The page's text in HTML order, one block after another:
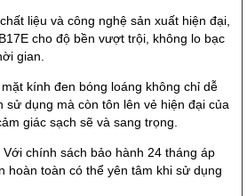
liệu và công nghệ sản xuất hiện đại,
cho độ bền vượt trội, không lo bạc
gian.
mặt kính đen bóng loáng không chỉ dễ
sử dụng mà còn tôn lên vẻ hiện đại của
giác sạch sẽ và sang trọng.
Với chính sách bảo hành 24 tháng áp
hoàn toàn có thể yên tâm khi sử dụng